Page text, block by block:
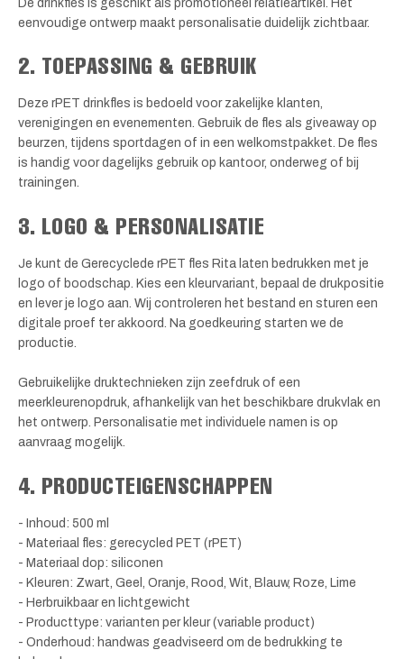
De drinkfles is geschikt als promotioneel relatieartikel. Het
eenvoudige ontwerp maakt personalisatie duidelijk zichtbaar.
2. TOEPASSING & GEBRUIK
Deze rPET drinkfles is bedoeld voor zakelijke klanten,
verenigingen en evenementen. Gebruik de fles als giveaway op
beurzen, tijdens sportdagen of in een welkomstpakket. De fles
is handig voor dagelijks gebruik op kantoor, onderweg of bij
trainingen.
3. LOGO & PERSONALISATIE
Je kunt de Gerecyclede rPET fles Rita laten bedrukken met je
logo of boodschap. Kies een kleurvariant, bepaal de drukpositie
en lever je logo aan. Wij controleren het bestand en sturen een
digitale proef ter akkoord. Na goedkeuring starten we de
productie.
Gebruikelijke druktechnieken zijn zeefdruk of een
meerkleurenopdruk, afhankelijk van het beschikbare drukvlak en
het ontwerp. Personalisatie met individuele namen is op
aanvraag mogelijk.
4. PRODUCTEIGENSCHAPPEN
- Inhoud: 500 ml
- Materiaal fles: gerecycled PET (rPET)
- Materiaal dop: siliconen
- Kleuren: Zwart, Geel, Oranje, Rood, Wit, Blauw, Roze, Lime
- Herbruikbaar en lichtgewicht
- Producttype: varianten per kleur (variable product)
- Onderhoud: handwas geadviseerd om de bedrukking te